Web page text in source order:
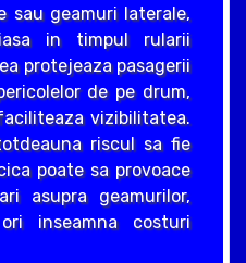
sau geamuri laterale,
in timpul rularii
protejeaza pasagerii
de pe drum,
vizibilitatea.
riscul sa fie
poate sa provoace
asupra geamurilor,
inseamna costuri